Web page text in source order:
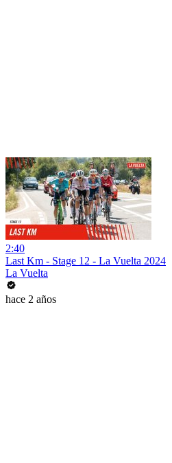
2:40
Last Km - Stage 12 - La Vuelta 2024
La Vuelta
hace 2 años